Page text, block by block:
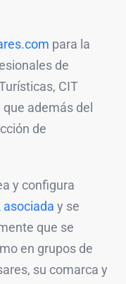
para la
de
CIT
que además del
de
y configura
y se
que se
en grupos de
su comarca y